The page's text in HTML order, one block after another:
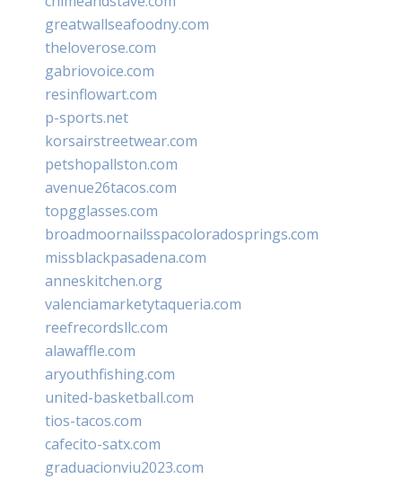
greatwallseafoodny.com
theloverose.com
gabriovoice.com
resinflowart.com
p-sports.net
korsairstreetwear.com
petshopallston.com
avenue26tacos.com
topgglasses.com
broadmoornailsspacoloradosprings.com
missblackpasadena.com
anneskitchen.org
valenciamarketytaqueria.com
reefrecordsllc.com
alawaffle.com
aryouthfishing.com
united-basketball.com
tios-tacos.com
cafecito-satx.com
graduacionviu2023.com